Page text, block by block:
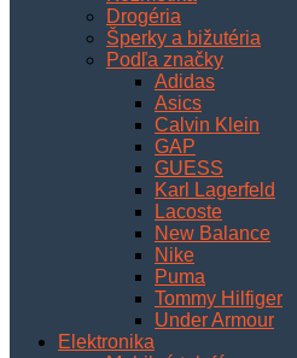
Drogéria
Šperky a bižutéria
Podľa značky
Adidas
Asics
Calvin Klein
GAP
GUESS
Karl Lagerfeld
Lacoste
New Balance
Nike
Puma
Tommy Hilfiger
Under Armour
Elektronika